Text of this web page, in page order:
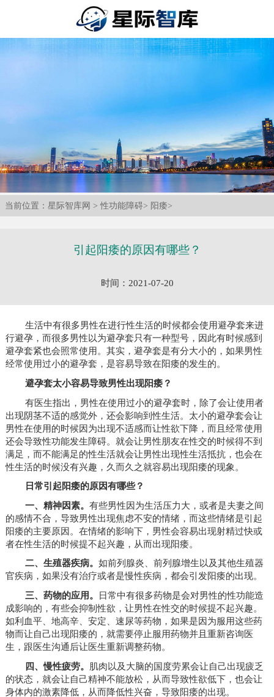
当前位置： 星际智库网 >性功能障碍> 阳痿>
引起阳痿的原因有哪些？
时间：2021-07-20
生活中有很多男性在进行性生活的时候都会使用避孕套来进
行避孕，而很多男性以为避孕套只有一种型号，因此有时候感到
避孕套紧也会照常使用。其实，避孕套是有分大小的，如果男性
经常使用过小的避孕套，是容易导致在阳痿的发生的。
避孕套太小容易导致男性出现阳痿？
有医生指出，男性在使用过小的避孕套时，除了会让使用者
出现阴茎不适的感觉外，还会影响到性生活。太小的避孕套会让
男性在使用的时候因为出现不适感而让性欲下降，而且经常使用
还会导致性功能发生障碍。就会让男性朋友在性交的时候得不到
满足，而不能满足的性生活就会让男性出现性生活抵抗，也会在
性生活的时候没有兴趣，久而久之就容易出现阳痿的现象。
日常引起阳痿的原因有哪些？
一、精神因素。 有些男性因为生活压力大，或者是夫妻之间
的感情不合，导致男性出现焦虑不安的情绪，而这些情绪是引起
阳痿的主要原因。在情绪的影响下，男性会容易出现射精过快或
者在性生活的时候提不起兴趣，从而出现阳痿。
二、生殖器疾病。 如前列腺炎、前列腺增生以及其他生殖器
官疾病，如果没有治疗或者是慢性疾病，都会引发阳痿的出现。
三、药物的应用。
日常中有很多药物是会对男性的性功能造
成影响的，有些会抑制性欲，让男性在性交的时候提不起兴趣。
如利血平、地高辛、安定、速尿等药物，如果是因为服用这些药
物而让自己出现阳痿的，就需要停止服用药物并且重新咨询医
生，跟医生沟通后让医生重新调整药物。
四、慢性疲劳。 肌肉以及大脑的国度劳累会让自己出现疲乏
的状态，就会让自己精神不能放松，从而导致性欲低下，也会让
身体内的激素降低，从而降低性兴奋，导致阳痿的出现。